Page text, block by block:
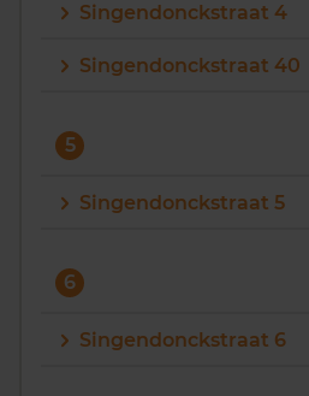
Singendonckstraat 4
Singendonckstraat 40
5
Singendonckstraat 5
6
Singendonckstraat 6